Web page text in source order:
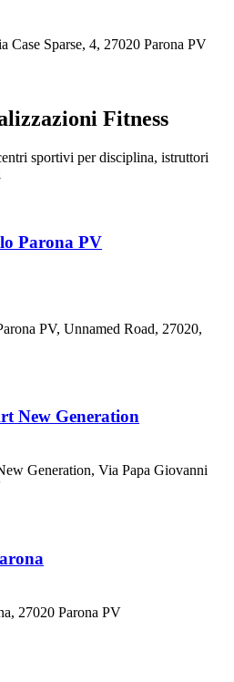
Case Sparse, 4, 27020 Parona PV
Fitness
sportivi per disciplina, istruttori
Parona PV
PV, Unnamed Road, 27020,
New Generation
Generation, Via Papa Giovanni
27020 Parona PV